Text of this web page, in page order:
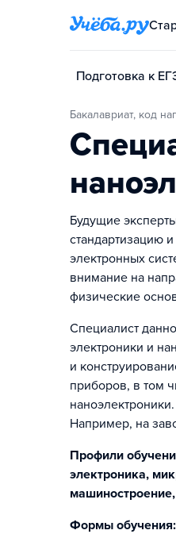
Подготовка к
Бакалавриат, код
Будущие
стандартизацию
электронных
внимание на
физические
Специалист
электроники и
и
приборов, в том
Например, на
Профили
электроника,
Формы обучения: